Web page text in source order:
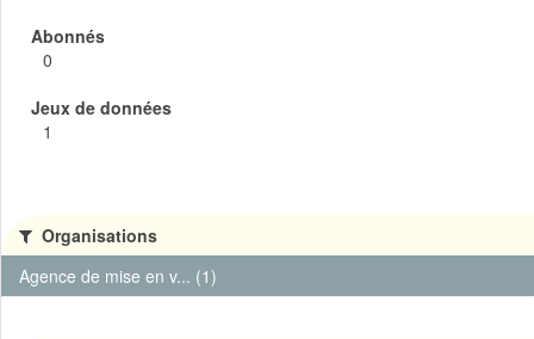
Abonnés
0
Jeux de données
1
Organisations
Agence de mise en v... (1)